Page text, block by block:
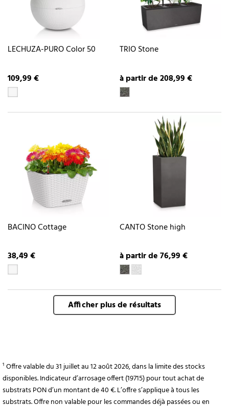
LECHUZA-PURO Color 50
109,99 €
TRIO Stone
à partir de 208,99 €
BACINO Cottage
38,49 €
CANTO Stone high
à partir de 76,99 €
Afficher plus de résultats
¹ Offre valable du 31 juillet au 12 août 2026, dans la limite des stocks
disponibles. Indicateur d’arrosage offert (19715) pour tout achat de
substrats PON d’un montant de 40 €. L’offre s’applique à tous les
substrats. Offre non valable pour les commandes déjà passées ou en